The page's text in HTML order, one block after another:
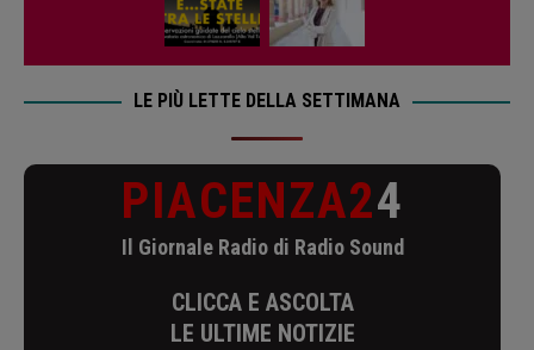
LE PIÙ LETTE DELLA SETTIMANA
PIACENZA24
Il Giornale Radio di Radio Sound
CLICCA E ASCOLTA
LE ULTIME NOTIZIE